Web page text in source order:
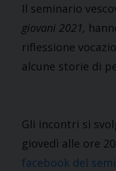
Il seminario
giovani 2021,
riflessione
alcune storie di
Gli incontri si
giovedì alle ore
facebook del